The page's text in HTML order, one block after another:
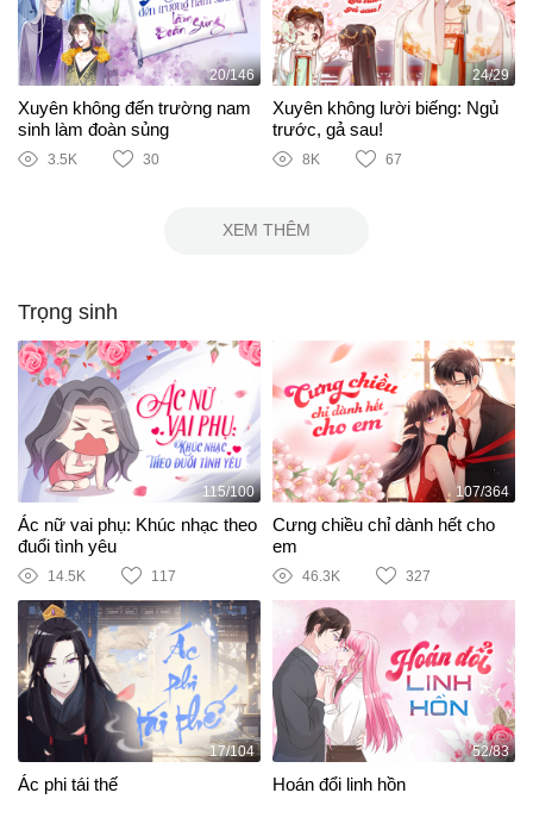
20/146
Xuyên không đến trường nam
sinh làm đoàn sủng
3.5K 30
24/29
Xuyên không lười biếng: Ngủ
trước, gả sau!
8K 67
XEM THÊM
Trọng sinh
115/100
Ác nữ vai phụ: Khúc nhạc theo
đuổi tình yêu
14.5K 117
107/364
Cưng chiều chỉ dành hết cho
em
46.3K 327
17/104
Ác phi tái thế
52/83
Hoán đổi linh hồn